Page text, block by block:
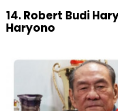
14. Robert Budi
Haryono